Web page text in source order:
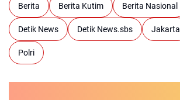
Berita Berita Kutim Berita Nasional
Detik News Detik News.sbs Jakarta
Polri